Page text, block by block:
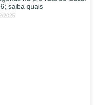
saiba quais
2025